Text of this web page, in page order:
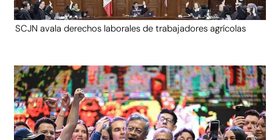
SCJN avala derechos laborales de trabajadores agrícolas